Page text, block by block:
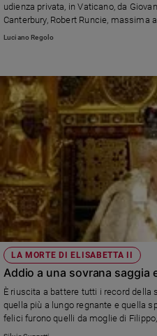
Privacy
Policy
Chi
siamo
Contatti
Pubblicità
Registrati
Redazione
Social
udienza privata, in Vaticano, da
Canterbury, Robert Runcie, massima
deciso che per dimostrare la vitalità
nel libro "L'ultimo segreto di Lady
Luciano Regolo
LA MORTE DI ELISABETTA II
Addio a una sovrana saggia
È riuscita a battere tutti i record della
quella più a lungo regnante e quella
felici furono quelli da moglie di
vita cambiò per sempre il 2 giugno